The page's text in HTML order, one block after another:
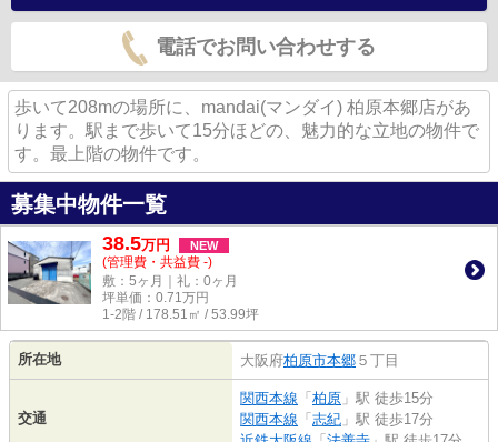
電話でお問い合わせする
歩いて208mの場所に、mandai(マンダイ) 柏原本郷店があ
ります。駅まで歩いて15分ほどの、魅力的な立地の物件で
す。最上階の物件です。
募集中物件一覧
38.5万円 NEW
(管理費・共益費 -)
敷：5ヶ月｜礼：0ヶ月
坪単価： 0.71万円
1-2階 / 178.51㎡ / 53.99坪
所在地 大阪府柏原市本郷 ５丁目
交通
関西本線 「 柏原 」駅 徒歩15分
関西本線 「 志紀 」駅 徒歩17分